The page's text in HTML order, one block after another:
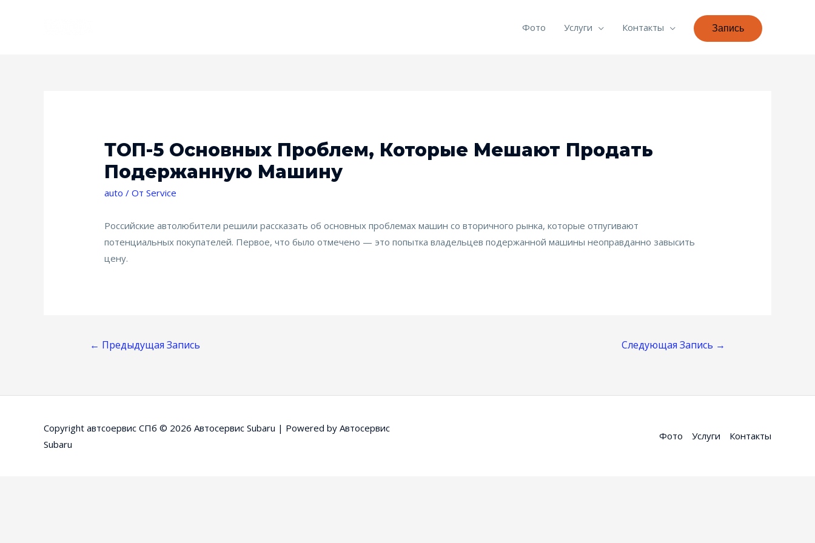
Фото Услуги Контакты Запись
ТОП-5 Основных Проблем, Которые Мешают Продать
Подержанную Машину
auto / От Service
Российские автолюбители решили рассказать об основных проблемах машин со вторичного рынка, которые отпугивают
потенциальных покупателей. Первое, что было отмечено — это попытка владельцев подержанной машины неоправданно завысить
цену.
Навигация
← Предыдущая Запись Следующая Запись →
Copyright автсоервис СПб © 2026 Автосервис Subaru | Powered by Автосервис
Subaru
Фото Услуги Контакты